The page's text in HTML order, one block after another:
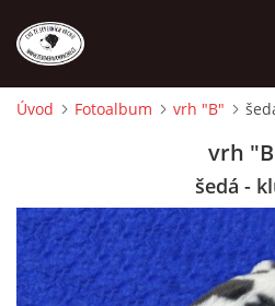
STANDARD
Úvod Fotoalbum vrh "B"
vrh
šedá -